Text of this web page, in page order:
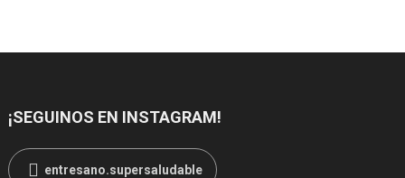
¡SEGUINOS EN INSTAGRAM!
entresano.supersaludable